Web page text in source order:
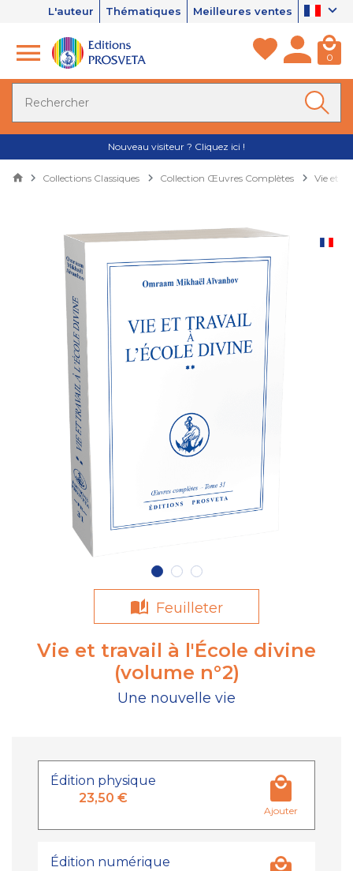
L'auteur Thématiques Meilleures ventes
0
Nouveau visiteur ? Cliquez ici !
Collections Classiques Collection Œuvres Complètes Vie et
Feuilleter
Vie et travail à l'École divine
(volume n°2)
Une nouvelle vie
Édition physique
23,50 €
Ajouter
Édition numérique